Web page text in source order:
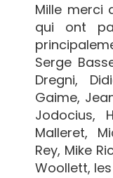
Mille merci
qui ont
Serge
Dregni,
Gaime,
Jodocius,
Malleret,
Rey, Mike
Woollett,